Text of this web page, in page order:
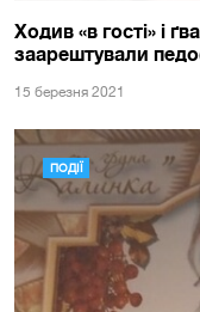
Ходив «в гості» і
заарештували
15 березня 2021
ПОДІЇ